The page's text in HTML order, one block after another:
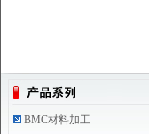
BMC材料加工